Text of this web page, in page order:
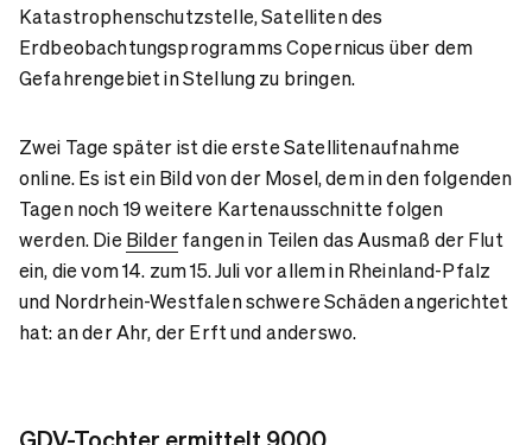
Katastrophenschutzstelle, Satelliten des
Erdbeobachtungsprogramms Copernicus über dem
Gefahrengebiet in Stellung zu bringen.
Zwei Tage später ist die erste Satellitenaufnahme
online. Es ist ein Bild von der Mosel, dem in den folgenden
Tagen noch 19 weitere Kartenausschnitte folgen
werden. Die Bilderfangen in Teilen das Ausmaß der Flut
ein, die vom 14. zum 15. Juli vor allem in Rheinland-Pfalz
und Nordrhein-Westfalen schwere Schäden angerichtet
hat: an der Ahr, der Erft und anderswo.
GDV-Tochter ermittelt 9000